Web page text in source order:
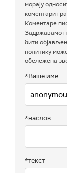
морају
коментари
Коментаре
Задржавамо
бити
политику
обележена
*Ваше име:
*наслов
*текст